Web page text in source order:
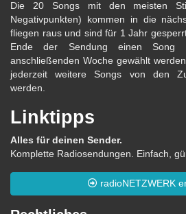
Die 20 Songs mit den meisten
Negativpunkten) kommen in die
fliegen raus und sind für 1 Jahr
Ende der Sendung einen
anschließenden Woche gewählt
jederzeit weitere Songs von den
werden.
Linktipps
Alles für deinen Sender.
Komplette Radiosendungen. Einfach,
radioNETZWERK